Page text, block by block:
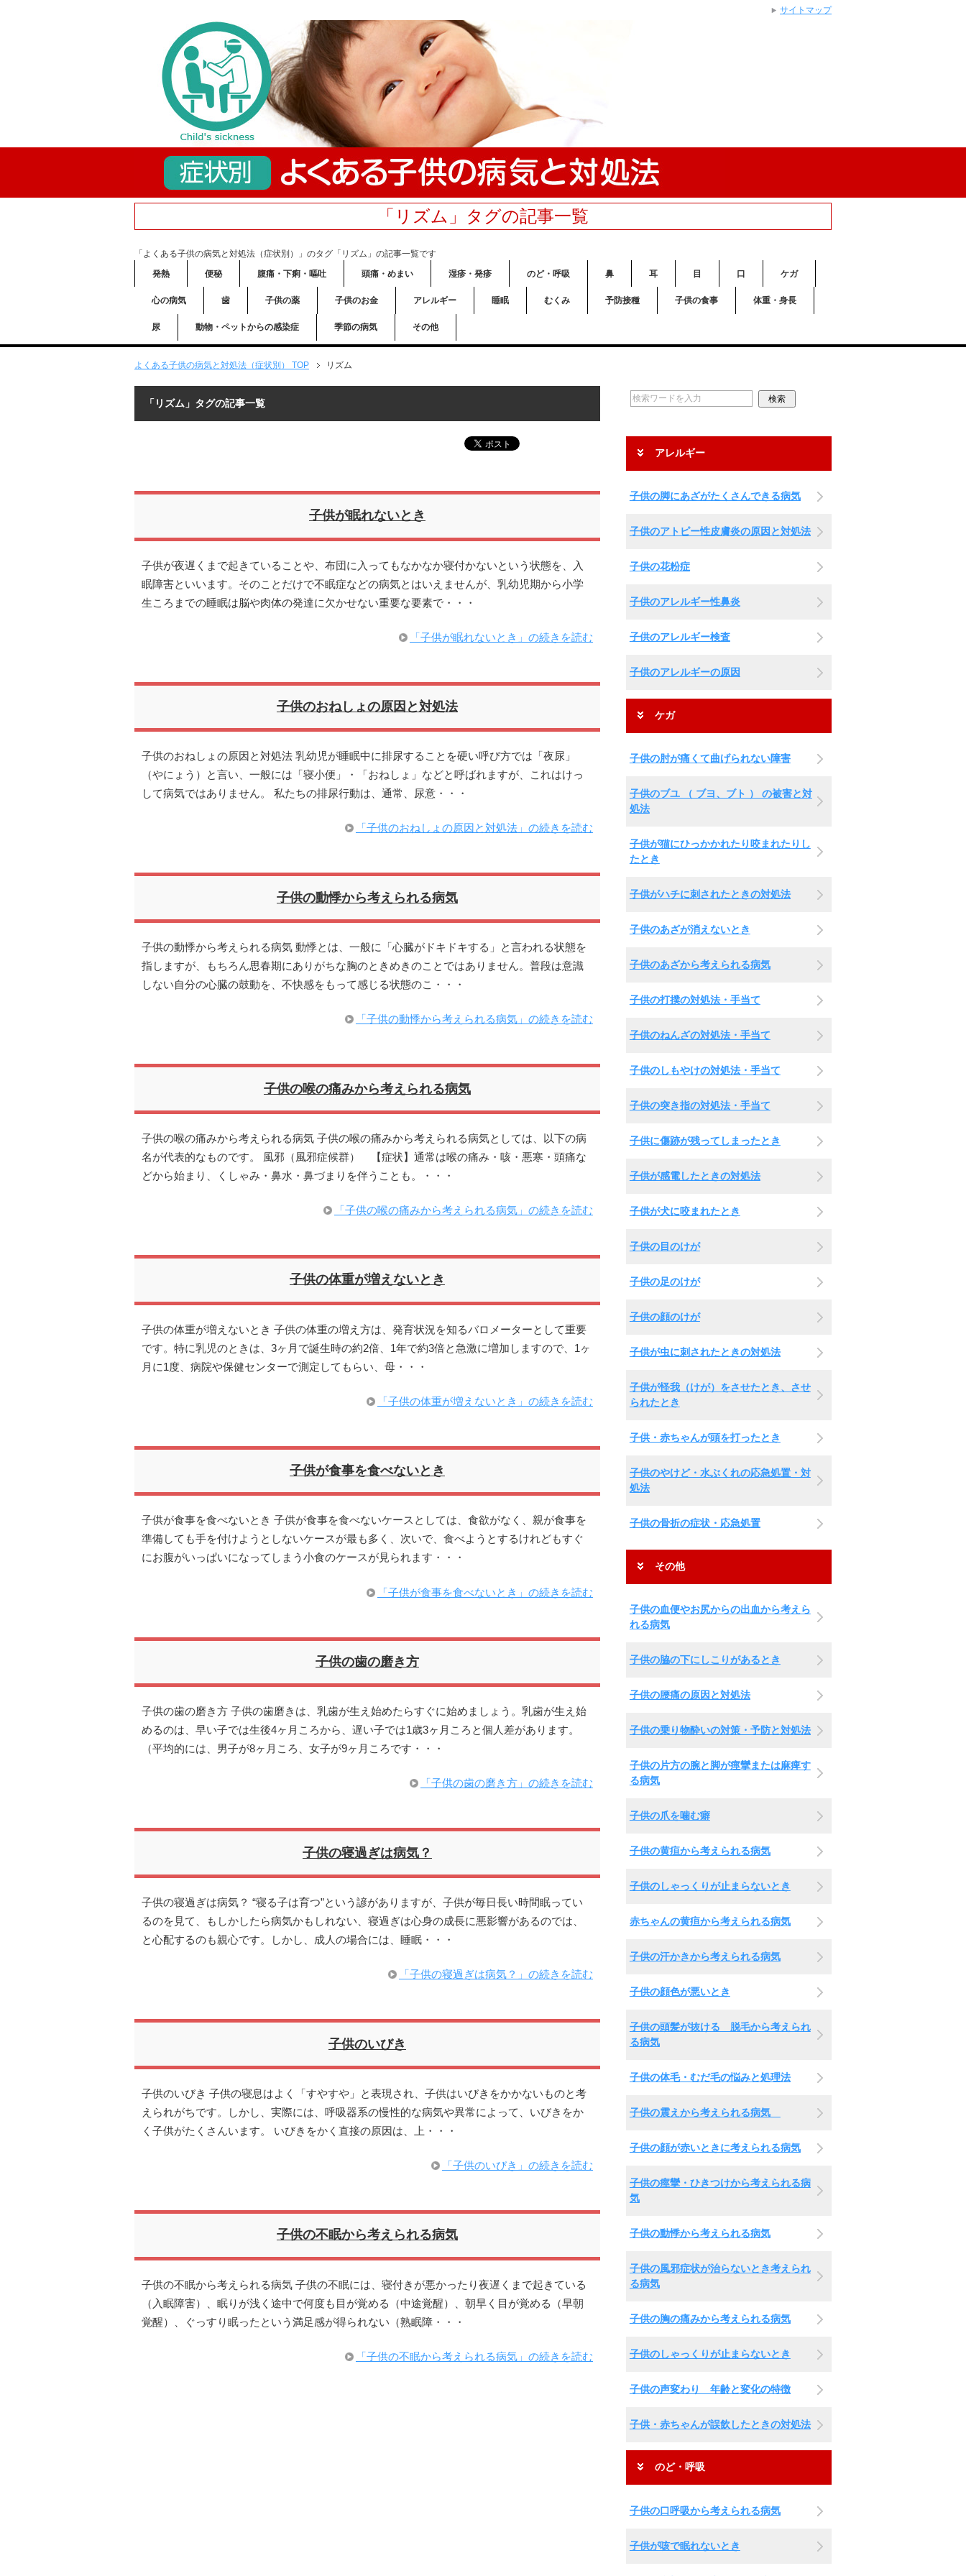
「リズム」タグの記事一覧
「よくある子供の病気と対処法（症状別）」のタグ「リズム」の記事一覧です
発熱
便秘 腹痛・下痢・嘔吐 頭痛・めまい 湿疹・発疹 のど・呼吸 鼻 耳 目 口 ケガ
心の病気 歯 子供の薬 子供のお金 アレルギー 睡眠 むくみ 予防接種 子供の食事 体重・身長
尿 動物・ペットからの感染症 季節の病気 その他
よくある子供の病気と対処法（症状別） TOP リズム
「リズム」タグの記事一覧
子供が眠れないとき
子供が夜遅くまで起きていることや、布団に入ってもなかなか寝付かないという状態を、入
眠障害といいます。そのことだけで不眠症などの病気とはいえませんが、乳幼児期から小学
生ころまでの睡眠は脳や肉体の発達に欠かせない重要な要素で・・・
「子供が眠れないとき」の続きを読む
子供のおねしょの原因と対処法
子供のおねしょの原因と対処法 乳幼児が睡眠中に排尿することを硬い呼び方では「夜尿」
（やにょう）と言い、一般には「寝小便」・「おねしょ」などと呼ばれますが、これはけっ
して病気ではありません。 私たちの排尿行動は、通常、尿意・・・
「子供のおねしょの原因と対処法」の続きを読む
子供の動悸から考えられる病気
子供の動悸から考えられる病気 動悸とは、一般に「心臓がドキドキする」と言われる状態を
指しますが、もちろん思春期にありがちな胸のときめきのことではありません。普段は意識
しない自分の心臓の鼓動を、不快感をもって感じる状態のこ・・・
「子供の動悸から考えられる病気」の続きを読む
子供の喉の痛みから考えられる病気
子供の喉の痛みから考えられる病気 子供の喉の痛みから考えられる病気としては、以下の病
名が代表的なものです。 風邪（風邪症候群） 【症状】通常は喉の痛み・咳・悪寒・頭痛な
どから始まり、くしゃみ・鼻水・鼻づまりを伴うことも。・・・
「子供の喉の痛みから考えられる病気」の続きを読む
子供の体重が増えないとき
子供の体重が増えないとき 子供の体重の増え方は、発育状況を知るバロメーターとして重要
です。特に乳児のときは、3ヶ月で誕生時の約2倍、1年で約3倍と急激に増加しますので、1ヶ
月に1度、病院や保健センターで測定してもらい、母・・・
「子供の体重が増えないとき」の続きを読む
子供が食事を食べないとき
子供が食事を食べないとき 子供が食事を食べないケースとしては、食欲がなく、親が食事を
準備しても手を付けようとしないケースが最も多く、次いで、食べようとするけれどもすぐ
にお腹がいっぱいになってしまう小食のケースが見られます・・・
「子供が食事を食べないとき」の続きを読む
子供の歯の磨き方
子供の歯の磨き方 子供の歯磨きは、乳歯が生え始めたらすぐに始めましょう。乳歯が生え始
めるのは、早い子では生後4ヶ月ころから、遅い子では1歳3ヶ月ころと個人差があります。
（平均的には、男子が8ヶ月ころ、女子が9ヶ月ころです・・・
「子供の歯の磨き方」の続きを読む
子供の寝過ぎは病気？
子供の寝過ぎは病気？ “寝る子は育つ”という諺がありますが、子供が毎日長い時間眠ってい
るのを見て、もしかしたら病気かもしれない、寝過ぎは心身の成長に悪影響があるのでは、
と心配するのも親心です。しかし、成人の場合には、睡眠・・・
「子供の寝過ぎは病気？」の続きを読む
子供のいびき
子供のいびき 子供の寝息はよく「すやすや」と表現され、子供はいびきをかかないものと考
えられがちです。しかし、実際には、呼吸器系の慢性的な病気や異常によって、いびきをか
く子供がたくさんいます。 いびきをかく直接の原因は、上・・・
「子供のいびき」の続きを読む
子供の不眠から考えられる病気
子供の不眠から考えられる病気 子供の不眠には、寝付きが悪かったり夜遅くまで起きている
（入眠障害）、眠りが浅く途中で何度も目が覚める（中途覚醒）、朝早く目が覚める（早朝
覚醒）、ぐっすり眠ったという満足感が得られない（熟眠障・・・
「子供の不眠から考えられる病気」の続きを読む
アレルギー
子供の脚にあざがたくさんできる病気
子供のアトピー性皮膚炎の原因と対処法
子供の花粉症
子供のアレルギー性鼻炎
子供のアレルギー検査
子供のアレルギーの原因
ケガ
子供の肘が痛くて曲げられない障害
子供のブユ （ ブヨ、ブト ） の被害と対
処法
子供が猫にひっかかれたり咬まれたりし
たとき
子供がハチに刺されたときの対処法
子供のあざが消えないとき
子供のあざから考えられる病気
子供の打撲の対処法・手当て
子供のねんざの対処法・手当て
子供のしもやけの対処法・手当て
子供の突き指の対処法・手当て
子供に傷跡が残ってしまったとき
子供が感電したときの対処法
子供が犬に咬まれたとき
子供の目のけが
子供の足のけが
子供の顔のけが
子供が虫に刺されたときの対処法
子供が怪我（けが）をさせたとき、させ
られたとき
子供・赤ちゃんが頭を打ったとき
子供のやけど・水ぶくれの応急処置・対
処法
子供の骨折の症状・応急処置
その他
子供の血便やお尻からの出血から考えら
れる病気
子供の脇の下にしこりがあるとき
子供の腰痛の原因と対処法
子供の乗り物酔いの対策・予防と対処法
子供の片方の腕と脚が痙攣または麻痺す
る病気
子供の爪を噛む癖
子供の黄疸から考えられる病気
子供のしゃっくりが止まらないとき
赤ちゃんの黄疸から考えられる病気
子供の汗かきから考えられる病気
子供の顔色が悪いとき
子供の頭髪が抜ける 脱毛から考えられ
る病気
子供の体毛・むだ毛の悩みと処理法
子供の震えから考えられる病気
子供の顔が赤いときに考えられる病気
子供の痙攣・ひきつけから考えられる病
気
子供の動悸から考えられる病気
子供の風邪症状が治らないとき考えられ
る病気
子供の胸の痛みから考えられる病気
子供のしゃっくりが止まらないとき
子供の声変わり 年齢と変化の特徴
子供・赤ちゃんが誤飲したときの対処法
のど・呼吸
子供の口呼吸から考えられる病気
子供が咳で眠れないとき
サイトマップ